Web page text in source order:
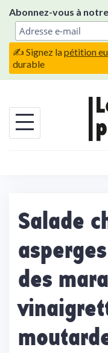
content
Abonnez-vous à
✍️ Signez lapétition
durable
Salade
des